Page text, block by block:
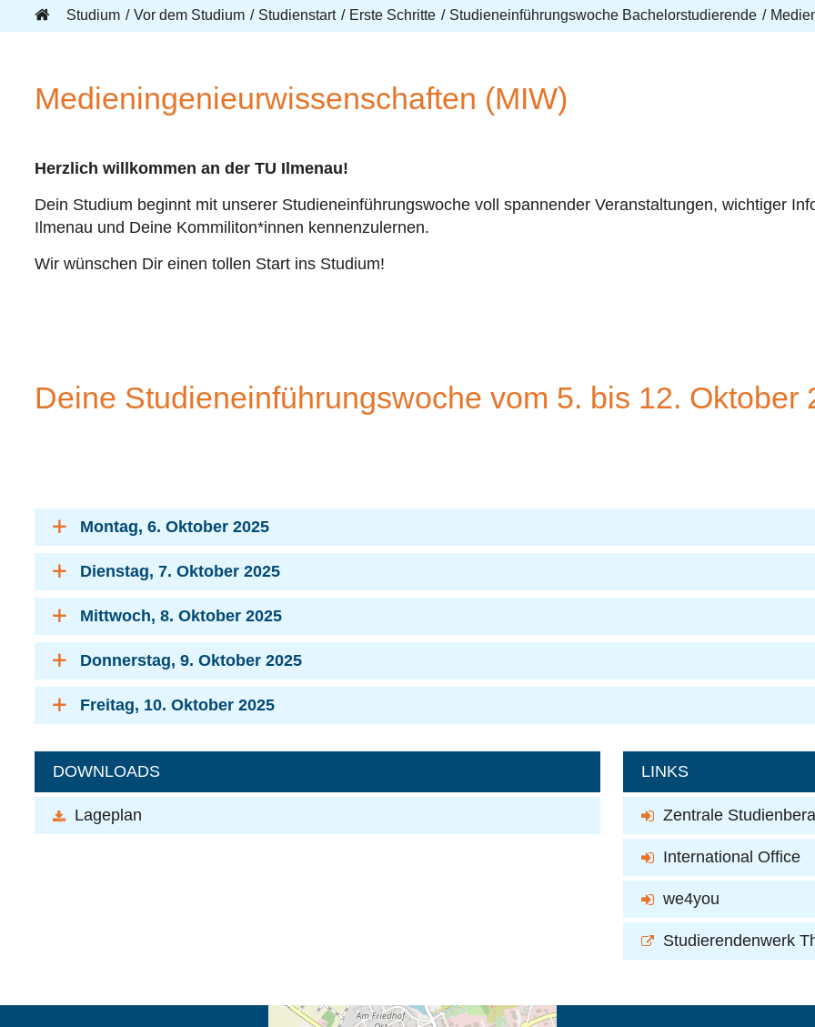
Studium Vor dem Studium Studienstart Erste Schritte Studieneinführungswoche Bachelorstudierende
Medieningenieurwissenschaften (MIW)
Herzlich willkommen an der TU Ilmenau!
Dein Studium beginnt mit unserer Studieneinführungswoche voll spannender Veranstaltungen, wichtiger
Ilmenau und Deine Kommiliton*innen kennenzulernen.
Wir wünschen Dir einen tollen Start ins Studium!
Deine Studieneinführungswoche vom 5. bis 12. Oktober
Montag, 6. Oktober 2025
Dienstag, 7. Oktober 2025
Mittwoch, 8. Oktober 2025
Donnerstag, 9. Oktober 2025
Freitag, 10. Oktober 2025
DOWNLOADS
Lageplan
LINKS
Zentrale
International Office
we4you
Studierendenwerk
Öffnet die Anfahrtsbeschreibung in neuem